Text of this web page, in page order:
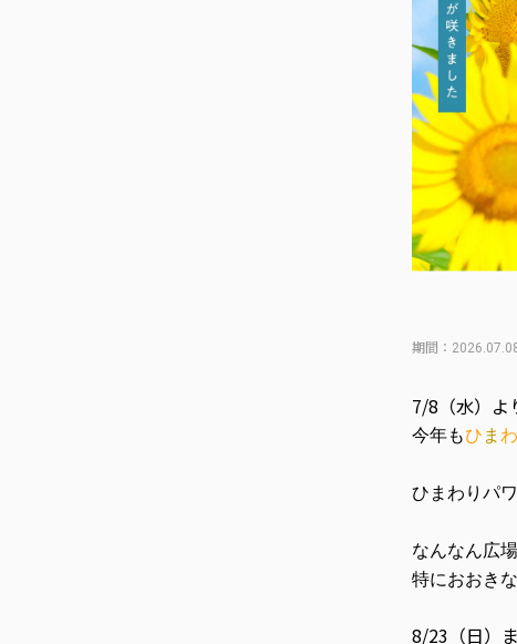
期間：
7/8（水）よ
今年もひ ま わ
ひまわりパ
なんなん広
特におおき
8/23（日）